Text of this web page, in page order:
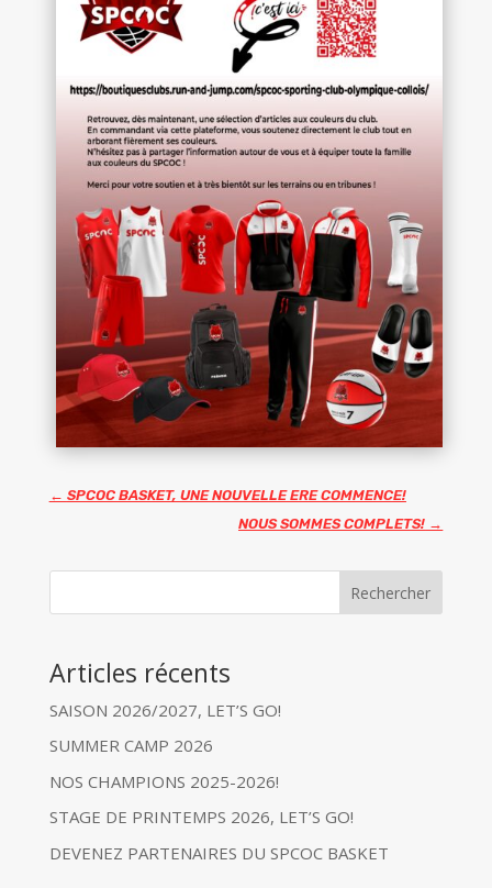
← SPCOC BASKET, UNE NOUVELLE ERE COMMENCE!
NOUS SOMMES COMPLETS! →
Rechercher
Articles récents
SAISON 2026/2027, LET’S GO!
SUMMER CAMP 2026
NOS CHAMPIONS 2025-2026!
STAGE DE PRINTEMPS 2026, LET’S GO!
DEVENEZ PARTENAIRES DU SPCOC BASKET